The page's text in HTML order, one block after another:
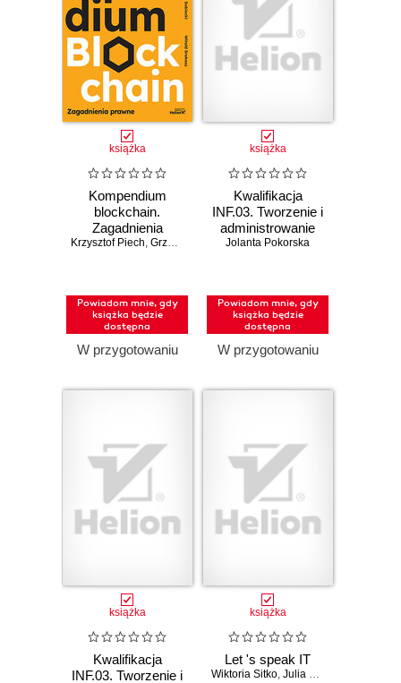
książka
Kompendium
blockchain.
Zagadnienia
prawne
Krzysztof Piech, Grzegorz Sobiecki ,Witold Srokosz
Powiadom mnie, gdy
książka będzie
dostępna
W przygotowaniu
książka
Kwalifikacja
INF.03. Tworzenie i
administrowanie
stronami i
bazami danych.
Część 1.
Projektowanie
internetowych.
nauki zawodu
(Wydanie II)
Jolanta Pokorska
Powiadom mnie, gdy
książka będzie
dostępna
W przygotowaniu
książka
Kwalifikacja
INF.03. Tworzenie i
książka
Let 's speak IT
Wiktoria Sitko, Julia Rybska